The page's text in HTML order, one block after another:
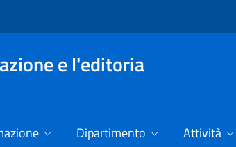
e l'editoria
Dipartimento Attività